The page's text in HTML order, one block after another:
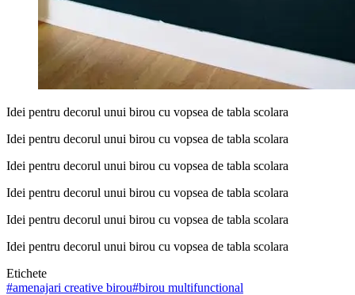
Idei pentru decorul unui birou cu vopsea de tabla scolara
Idei pentru decorul unui birou cu vopsea de tabla scolara
Idei pentru decorul unui birou cu vopsea de tabla scolara
Idei pentru decorul unui birou cu vopsea de tabla scolara
Idei pentru decorul unui birou cu vopsea de tabla scolara
Idei pentru decorul unui birou cu vopsea de tabla scolara
Etichete
#amenajari creative birou#birou multifunctional